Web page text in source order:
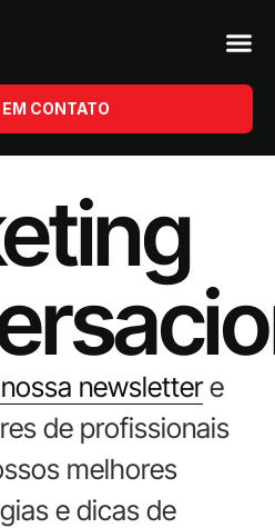
CONTATO
newslettere
de profissionais
melhores
e dicas de